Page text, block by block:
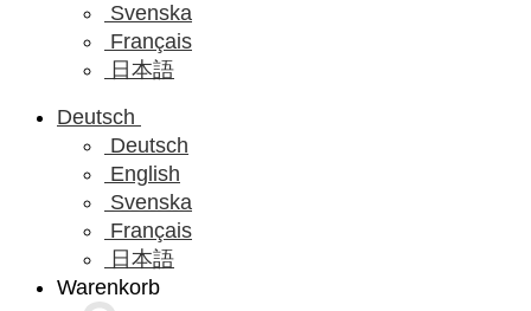
Svenska
Français
日本語
Deutsch
Deutsch
English
Svenska
Français
日本語
Warenkorb